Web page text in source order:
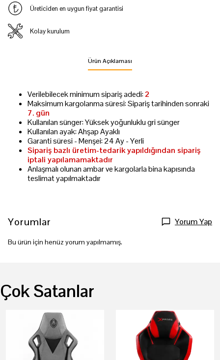
Üreticiden en uygun fiyat garantisi
Kolay kurulum
Ürün Açıklaması
Verilebilecek minimum sipariş adedi:2
Maksimum kargolanma süresi: Sipariş tarihinden sonraki
7. gün
Kullanılan sünger: Yüksek yoğunluklu gri sünger
Kullanılan ayak: Ahşap Ayaklı
Garanti süresi - Menşei: 24 Ay - Yerli
Sipariş bazlı üretim-tedarik yapıldığından sipariş
iptali yapılamamaktadır
Anlaşmalı olunan ambar ve kargolarla bina kapısında
teslimat yapılmaktadır
Yorumlar Yorum Yap
Bu ürün için henüz yorum yapılmamış.
Çok Satanlar